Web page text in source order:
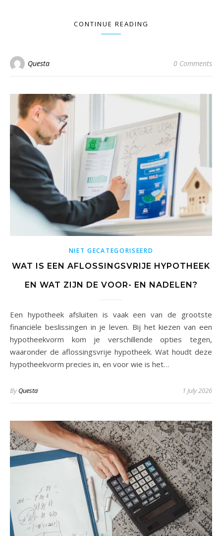
CONTINUE READING
Questa 0 Comments
NIET GECATEGORISEERD
WAT IS EEN AFLOSSINGSVRIJE HYPOTHEEK
EN WAT ZIJN DE VOOR- EN NADELEN?
Een hypotheek afsluiten is vaak een van de grootste
financiële beslissingen in je leven. Bij het kiezen van een
hypotheekvorm kom je verschillende opties tegen,
waaronder de aflossingsvrije hypotheek. Wat houdt deze
hypotheekvorm precies in, en voor wie is het…
ByQuesta 1 July 2026